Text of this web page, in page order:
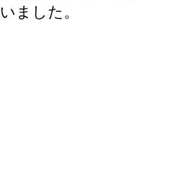
いました。